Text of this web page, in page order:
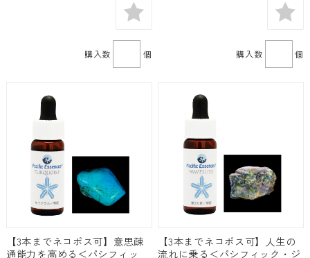
購入数 個 購入数 個
【3本までネコポス可】意思疎
通能力を高める＜パシフィッ
【3本までネコポス可】人生の
流れに乗る＜パシフィック・ジ